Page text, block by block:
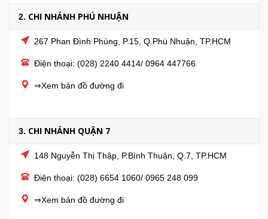
2. CHI NHÁNH PHÚ NHUẬN
267 Phan Đình Phùng, P.15, Q.Phú Nhuận, TP.HCM
Điện thoại: (028) 2240 4414/ 0964 447766
⇒Xem bản đồ đường đi
3. CHI NHÁNH QUẬN 7
148 Nguyễn Thị Thập, P.Bình Thuận, Q.7, TP.HCM
Điện thoại: (028) 6654 1060/ 0965 248 099
⇒Xem bản đồ đường đi